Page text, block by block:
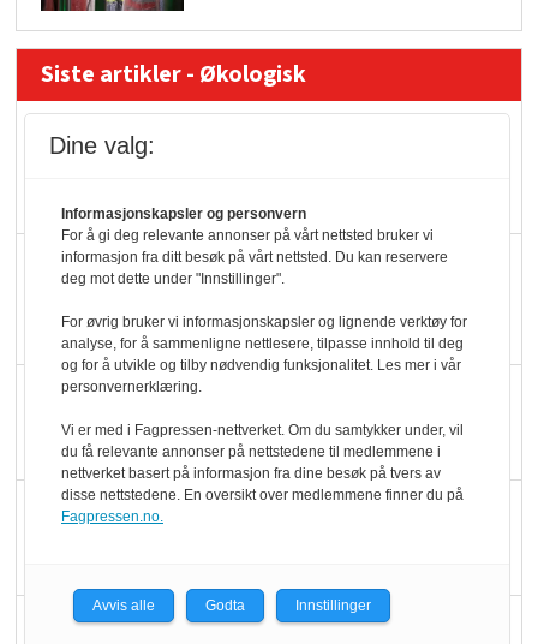
Siste artikler - Økologisk
melkemangel
Marit Kolby vant
hederspris
Blir enklere å velge
økologisk i butikkhylla
Rapport: Økokundene
Dine valg:
Informasjonskapsler og personvern
For å gi deg relevante annonser på vårt nettsted bruker vi
informasjon fra ditt besøk på vårt nettsted. Du kan reservere
deg mot dette under "Innstillinger".
For øvrig bruker vi informasjonskapsler og lignende verktøy for
analyse, for å sammenligne nettlesere, tilpasse innhold til deg
og for å utvikle og tilby nødvendig funksjonalitet. Les mer i vår
personvernerklæring.
Vi er med i Fagpressen-nettverket. Om du samtykker under, vil
du få relevante annonser på nettstedene til medlemmene i
nettverket basert på informasjon fra dine besøk på tvers av
disse nettstedene. En oversikt over medlemmene finner du på
Fagpressen.no.
Avvis alle Godta Innstillinger